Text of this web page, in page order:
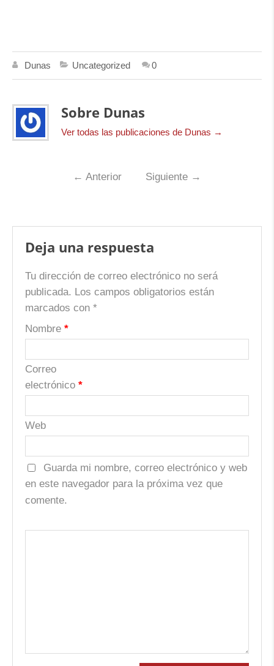
Dunas Uncategorized 0
Sobre Dunas
Ver todas las publicaciones de Dunas →
← Anterior Siguiente →
Deja una respuesta
Tu dirección de correo electrónico no será
publicada. Los campos obligatorios están
marcados con *
Nombre *
Correo
electrónico *
Web
Guarda mi nombre, correo electrónico y web
en este navegador para la próxima vez que
comente.